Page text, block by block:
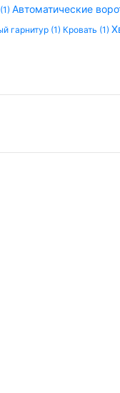
Автоматические
гарнитур (1) Кровать (1)